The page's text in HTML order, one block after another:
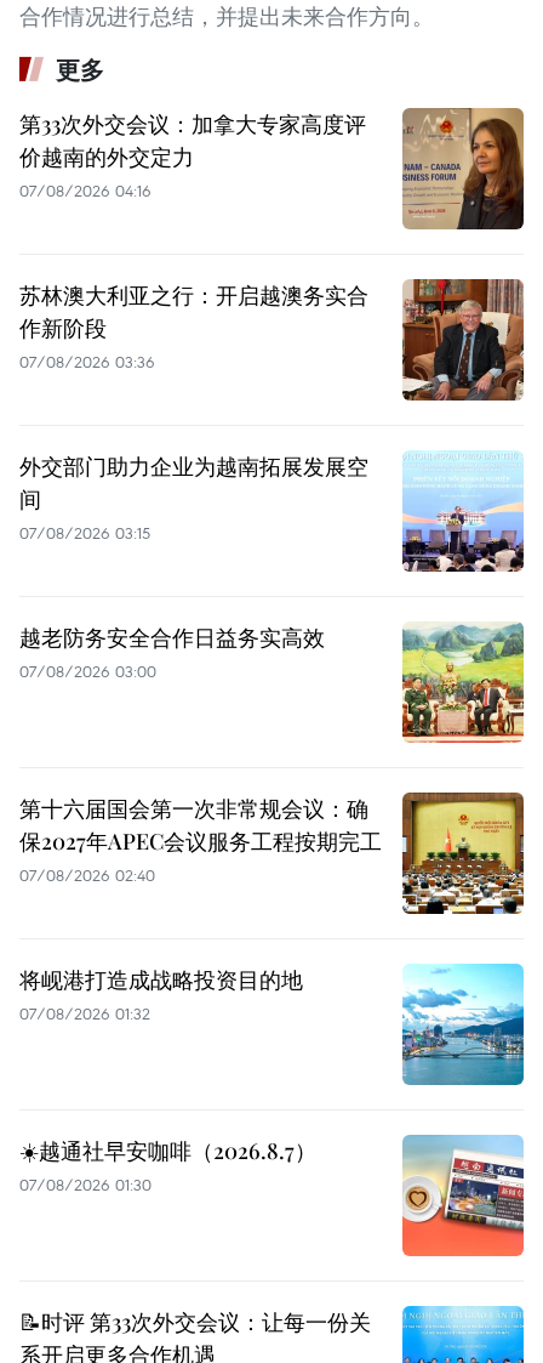
合作情况进行总结，并提出未来合作方向。
更多
第33次外交会议：加拿大专家高度评
价越南的外交定力
07/08/2026 04:16
苏林澳大利亚之行：开启越澳务实合
作新阶段
07/08/2026 03:36
外交部门助力企业为越南拓展发展空
间
07/08/2026 03:15
越老防务安全合作日益务实高效
07/08/2026 03:00
第十六届国会第一次非常规会议：确
保2027年APEC会议服务工程按期完工
07/08/2026 02:40
将岘港打造成战略投资目的地
07/08/2026 01:32
☀️越通社早安咖啡（2026.8.7）
07/08/2026 01:30
📝时评 第33次外交会议：让每一份关
系开启更多合作机遇